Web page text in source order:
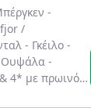
-
/
- Γκέιλο -
Ουψάλα -
4* με πρωινό